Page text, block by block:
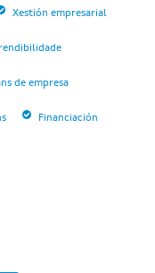
Xestión empresarial
de empresa
Financiación